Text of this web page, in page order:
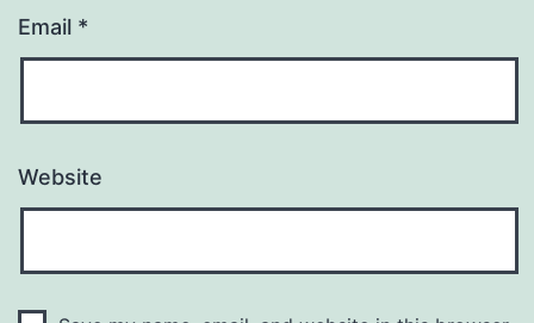
Email *
Website